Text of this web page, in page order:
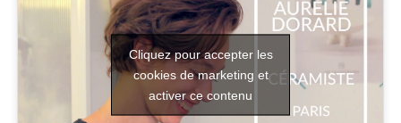
Cliquez pour accepter les
cookies de marketing et
activer ce contenu